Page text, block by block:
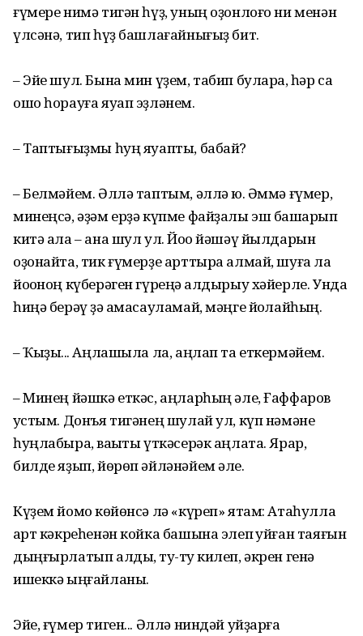
ғүмере нимә тигән һүҙ, уның оҙонлоғо ни менән
үлсәнә, тип һүҙ башлағайнығыҙ бит.
– Эйе шул. Бына мин үҙем, табип булараҡ, һәр саҡ
ошо һорауға яуап эҙләнем.
– Таптығыҙмы һуң яуапты, бабай?
– Белмәйем. Әллә таптым, әллә юҡ. Әммә ғүмер,
минеңсә, әҙәм ерҙә күпме файҙалы эш башҡарып
китә ала – ана шул ул. Йоҡо йәшәү йылдарын
оҙонайта, тик ғүмерҙе арттыра алмай, шуға ла
йоҡоноң күберәген гүреңә ҡалдырыу хәйерле. Унда
һиңә берәү ҙә ҡамасауламай, мәңге йоҡлайһың.
– Ҡыҙыҡ... Аңлашыла ла, аңлап та еткермәйем.
– Минең йәшкә еткәс, аңларһың әле, Ғаффаров
ҡустым. Донъя тигәнең шулай ул, күп нәмәне
һуңлабыраҡ, ваҡыты үткәсерәк аңлата. Ярар,
билде яҙып, йөрөп әйләнәйем әле.
Күҙем йомоҡ көйөнсә лә «күреп» ятам: Атаһулла
ҡарт кәкреһенән койка башына элеп ҡуйған таяғын
дыңғырлатып алды, туҡ-туҡ килеп, әкрен генә
ишеккә ыңғайланы.
Эйе, ғүмер тиген... Әллә ниндәй уйҙарға